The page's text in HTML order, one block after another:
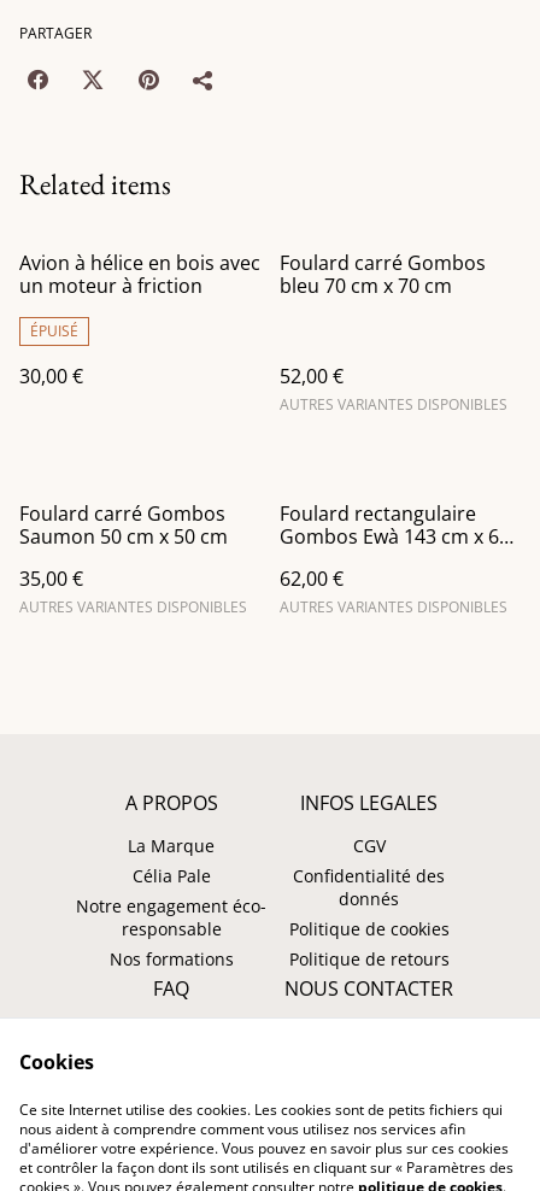
PARTAGER
Related items
Avion à hélice en bois avec
un moteur à friction
ÉPUISÉ
30,00 €
Foulard carré Gombos
bleu 70 cm x 70 cm
52,00 €
AUTRES VARIANTES DISPONIBLES
Foulard carré Gombos
Saumon 50 cm x 50 cm
35,00 €
AUTRES VARIANTES DISPONIBLES
Foulard rectangulaire
Gombos Ewà 143 cm x 60
62,00 €
AUTRES VARIANTES DISPONIBLES
A PROPOS
La Marque
Célia Pale
Notre engagement éco-
responsable
Nos formations
INFOS LEGALES
CGV
Confidentialité des
donnés
Politique de cookies
Politique de retours
FAQ
Suivre ma commande
NOUS CONTACTER
@tombasana.fr
Cookies
Ce site Internet utilise des cookies. Les cookies sont de petits fichiers qui
nous aident à comprendre comment vous utilisez nos services afin
d'améliorer votre expérience. Vous pouvez en savoir plus sur ces cookies
et contrôler la façon dont ils sont utilisés en cliquant sur « Paramètres des
cookies ». Vous pouvez également consulter notre politique de cookies.